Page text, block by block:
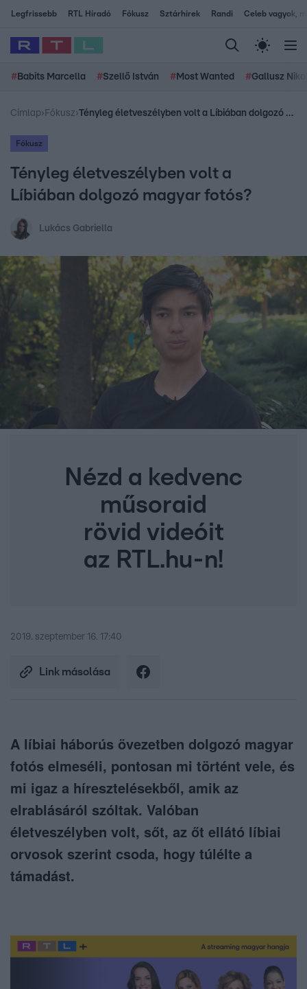
Legfrissebb RTL Híradó Fókusz Sztárhírek Randi Celeb vagyok,
# Babits Marcella #Szellő István # Most Wanted #Gallusz
Címlap› Fókusz› Tényleg életveszélyben volt a Líbiában dolgozó magyar fotós?
Fókusz
Tényleg életveszélyben volt a
Líbiában dolgozó magyar fotós?
Lukács Gabriella
Nézd a kedvenc
műsoraid
rövid videóit
az RTL.hu-n!
2019. szeptember 16. 17:40
Link másolása
A líbiai háborús övezetben dolgozó magyar
fotós elmeséli, pontosan mi történt vele, és
mi igaz a híresztelésekből, amik az
elrablásáról szóltak. Valóban
életveszélyben volt, sőt, az őt ellátó líbiai
orvosok szerint csoda, hogy túlélte a
támadást.